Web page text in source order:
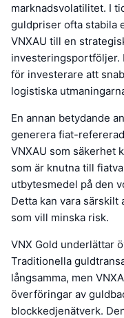
marknadsvolatilitet. I
guldpriser ofta stabila
VNXAU till en
investeringsportföljer.
för investerare att
logistiska
En annan betydande
generera fiat-
VNXAU som säkerhet
som är knutna till
utbytesmedel på den
Detta kan vara
som vill minska risk.
VNX Gold underlättar
Traditionella
långsamma, men
överföringar av
blockkedjenätverk.